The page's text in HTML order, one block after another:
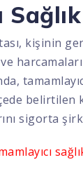
kişinin
belirtilen
sigorta